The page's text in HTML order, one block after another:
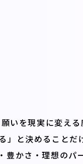
いを現実に変え
」と決めることだ
豊かさ・理想のパ